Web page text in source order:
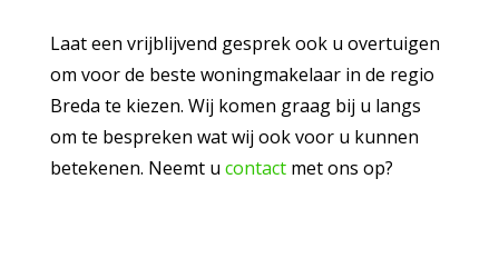
Laat een vrijblijvend gesprek ook u overtuigen
om voor de beste woningmakelaar in de regio
Breda te kiezen. Wij komen graag bij u langs
om te bespreken wat wij ook voor u kunnen
betekenen. Neemt u contactmet ons op?